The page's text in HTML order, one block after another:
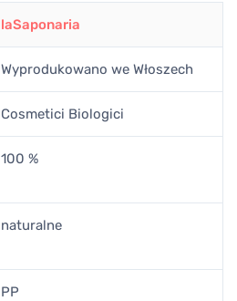
laSaponaria
Wyprodukowano we Włoszech
Cosmetici Biologici
100 %
naturalne
PP